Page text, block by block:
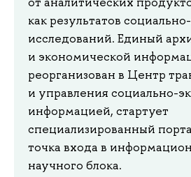
как результатов
исследований. Единый
и экономической
реорганизован в Центр
и управления социально-
информацией, стартует
специализированный
точка входа в
научного блока.